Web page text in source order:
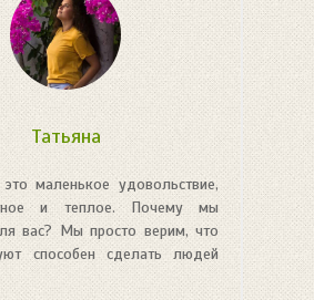
Татьяна
маленькое удовольствие,
и теплое. Почему мы
вас? Мы просто верим, что
способен сделать людей